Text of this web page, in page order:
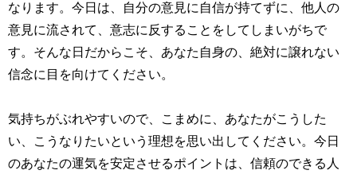
なります。今日は、自分の意見に自信が持てずに、他人の
意見に流されて、意志に反することをしてしまいがちで
す。そんな日だからこそ、あなた自身の、絶対に譲れない
信念に目を向けてください。
気持ちがぶれやすいので、こまめに、あなたがこうした
い、こうなりたいという理想を思い出してください。今日
のあなたの運気を安定させるポイントは、信頼のできる人